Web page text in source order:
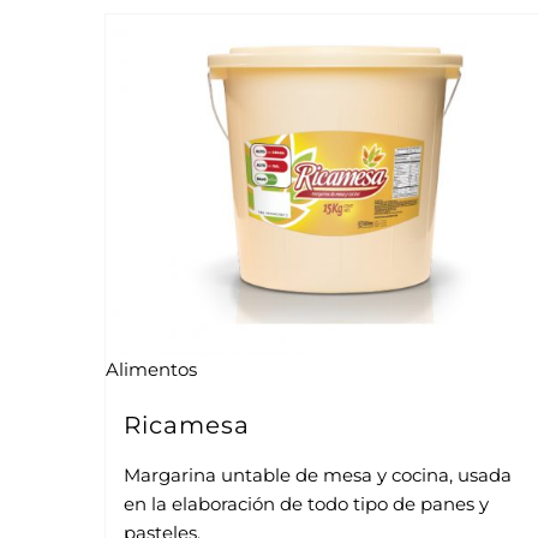
Alimentos
Ricamesa
Margarina untable de mesa y cocina, usada
en la elaboración de todo tipo de panes y
pasteles.